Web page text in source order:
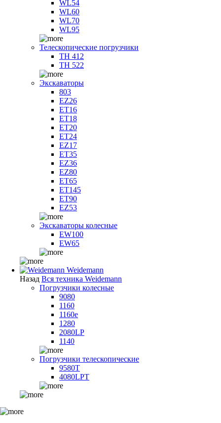
WL54
WL60
WL70
WL95
Телескопические погрузчики
TH 412
TH 522
Экскаваторы
803
EZ26
ET16
ET18
ET20
ET24
EZ17
ET35
EZ36
EZ80
ET65
ET145
ET90
EZ53
Экскаваторы колесные
EW100
EW65
Weidemann
Назад Вся техника Weidemann
Погрузчики колесные
9080
1160
1160e
1280
2080LP
1140
Погрузчики телескопические
9580T
4080LPT